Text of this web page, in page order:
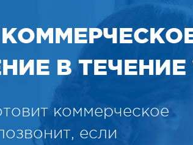
В ТЕЧЕНИЕ
коммерческое
если